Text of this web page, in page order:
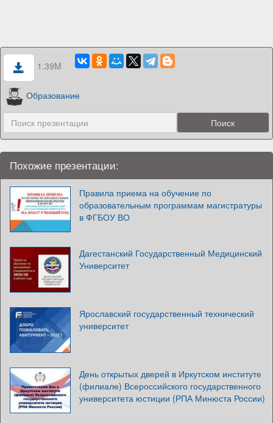
1.39M
Образование
Похожие презентации:
Правила приема на обучение по
образовательным программам магистратуры
в ФГБОУ ВО
Дагестанский Государственный Медицинский
Университет
Ярославский государственный технический
университет
День открытых дверей в Иркутском институте
(филиале) Всероссийского государственного
университета юстиции (РПА Минюста России)